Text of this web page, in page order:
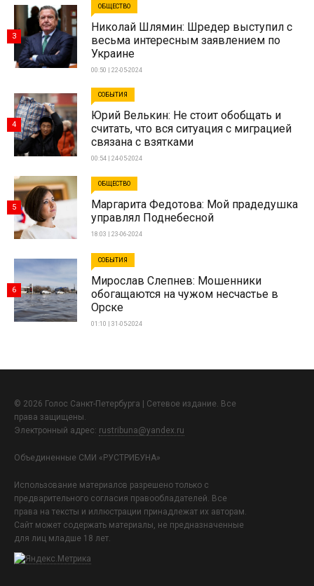
ОБЩЕСТВО
Николай Шлямин: Шредер выступил с
весьма интересным заявлением по
Украине
00:50 | 22-05-2024
3
СОБЫТИЯ
Юрий Велькин: Не стоит обобщать и
считать, что вся ситуация с миграцией
связана с взятками
00:54 | 24-05-2024
4
ОБЩЕСТВО
Маргарита Федотова: Мой прадедушка
управлял Поднебесной
18:03 | 23-06-2024
5
СОБЫТИЯ
Мирослав Слепнев: Мошенники
обогащаются на чужом несчастье в
Орске
01:10 | 31-05-2024
6
© 2026 Голос Санкт-Петербурга | Сетевое издание. Все
права защищены.
Электронный адрес: rustribuna@yandex.ru
Объединенные СМИ «РУСТРИБУНА»
Использование материалов разрешено только с
предварительного согласия правообладателей. Все
права на тексты и иллюстрации принадлежат их авторам.
Сайт может содержать материалы, не предназначенные
для лиц младше 18 лет.